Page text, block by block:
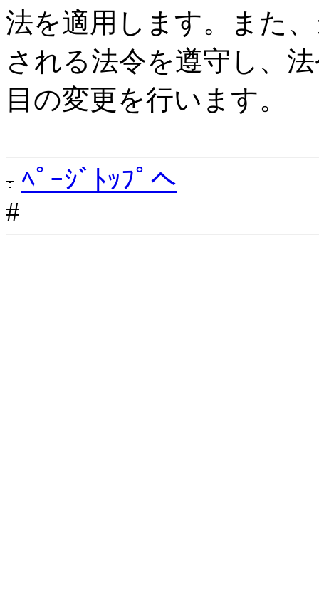
法を適用します。また
される法令を遵守し、
目の変更を行います。
ﾍﾟｰｼﾞﾄｯﾌﾟへ
#